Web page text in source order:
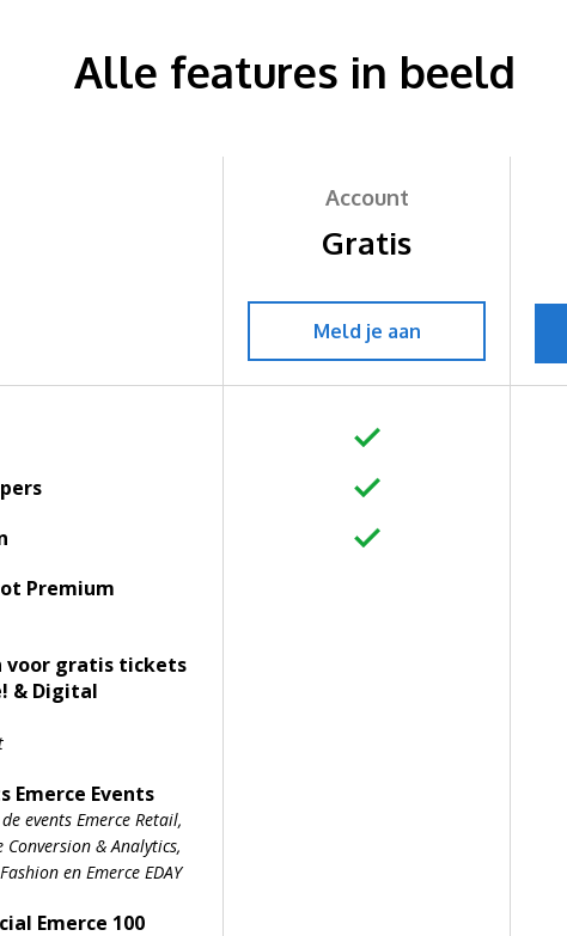
Alle features in beeld
Account
Gratis
Meld je aan
Premium
voor gratis tickets
& Digital
Emerce Events
events Emerce Retail,
Conversion & Analytics,
en Emerce EDAY
Emerce 100